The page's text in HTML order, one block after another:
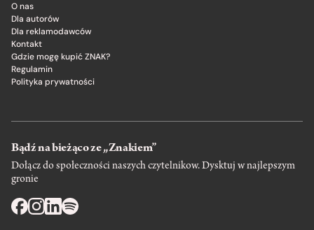
O nas
Dla autorów
Dla reklamodawców
Kontakt
Gdzie mogę kupić ZNAK?
Regulamin
Polityka prywatności
Bądź na bieżąco ze „Znakiem”
Dołącz do społeczności naszych czytelnikow. Dysktuj w najlepszym
gronie